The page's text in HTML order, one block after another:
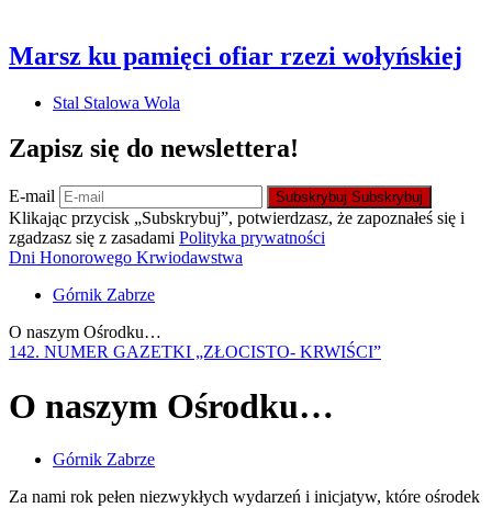
Marsz ku pamięci ofiar rzezi wołyńskiej
Stal Stalowa Wola
Zapisz się do newslettera!
E-mail Subskrybuj Subskrybuj
Klikając przycisk „Subskrybuj”, potwierdzasz, że zapoznałeś się i
zgadzasz się z zasadami Polityka prywatności
Dni Honorowego Krwiodawstwa
Górnik Zabrze
O naszym Ośrodku…
142. NUMER GAZETKI „ZŁOCISTO- KRWIŚCI”
O naszym Ośrodku…
Górnik Zabrze
Za nami rok pełen niezwykłych wydarzeń i inicjatyw, które ośrodek